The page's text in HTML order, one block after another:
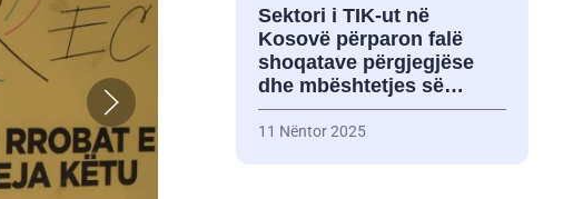
Sektori i TIK-ut në
Kosovë përparon falë
shoqatave përgjegjëse
dhe mbështetjes së…
11 Nëntor 2025